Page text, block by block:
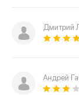
Дмитрий
Андрей